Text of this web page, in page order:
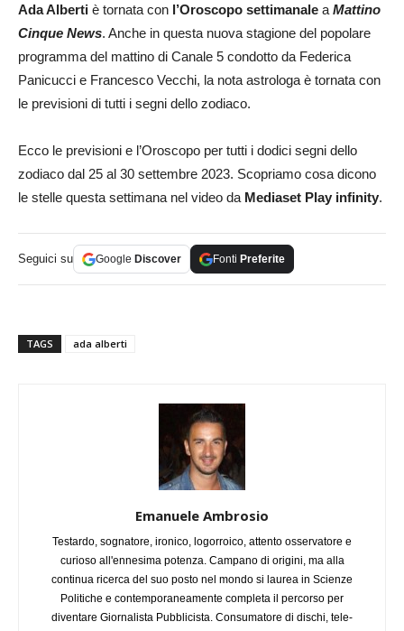
Ada Alberti è tornata con l’Oroscopo settimanale aMattino
Cinque News. Anche in questa nuova stagione del popolare
programma del mattino di Canale 5 condotto da Federica
Panicucci e Francesco Vecchi, la nota astrologa è tornata con
le previsioni di tutti i segni dello zodiaco.
Ecco le previsioni e l’Oroscopo per tutti i dodici segni dello
zodiaco dal 25 al 30 settembre 2023. Scopriamo cosa dicono
le stelle questa settimana nel video da Mediaset Play infinity.
Seguici su Google Discover Fonti Preferite
TAGS ada alberti
Emanuele Ambrosio
Testardo, sognatore, ironico, logorroico, attento osservatore e
curioso all'ennesima potenza. Campano di origini, ma alla
continua ricerca del suo posto nel mondo si laurea in Scienze
Politiche e contemporaneamente completa il percorso per
diventare Giornalista Pubblicista. Consumatore di dischi, tele-